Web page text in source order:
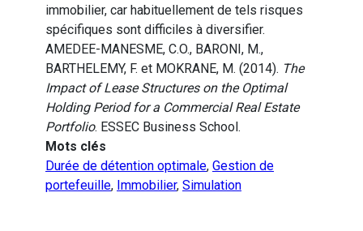
immobilier, car habituellement de tels risques
spécifiques sont difficiles à diversifier.
AMEDEE-MANESME, C.O., BARONI, M.,
BARTHELEMY, F. et MOKRANE, M. (2014). The
Impact of Lease Structures on the Optimal
Holding Period for a Commercial Real Estate
Portfolio. ESSEC Business School.
Mots clés
Durée de détention optimale, Gestion de
portefeuille, Immobilier, Simulation